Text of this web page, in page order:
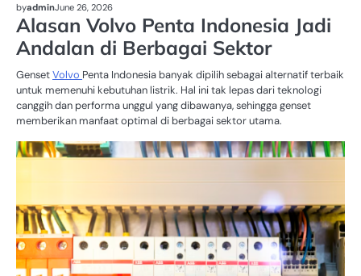
byadminJune 26, 2026
Alasan Volvo Penta Indonesia Jadi
Andalan di Berbagai Sektor
GensetVolvo Penta Indonesia banyak dipilih sebagai alternatif terbaik
untuk memenuhi kebutuhan listrik. Hal ini tak lepas dari teknologi
canggih dan performa unggul yang dibawanya, sehingga genset
memberikan manfaat optimal di berbagai sektor utama.